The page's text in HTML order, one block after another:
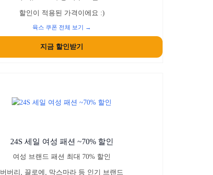
할인이 적용된 가격이에요 :)
육스 쿠폰 전체 보기 →
지금 할인받기
24S 세일 여성 패션 ~70% 할인
여성 브랜드 패션 최대 70% 할인
버버리, 끌로에, 막스마라 등 인기 브랜드